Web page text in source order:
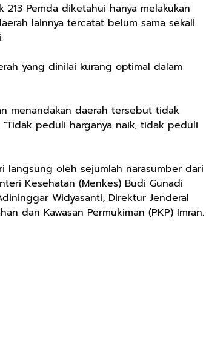
Pemda diketahui hanya melakukan
lainnya tercatat belum sama sekali
yang dinilai kurang optimal dalam
menandakan daerah tersebut tidak
peduli harganya naik, tidak peduli
langsung oleh sejumlah narasumber dari
Kesehatan (Menkes) Budi Gunadi
Widyasanti, Direktur Jenderal
dan Kawasan Permukiman (PKP) Imran.